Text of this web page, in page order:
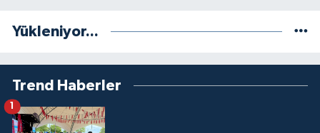
Yükleniyor...
Trend Haberler